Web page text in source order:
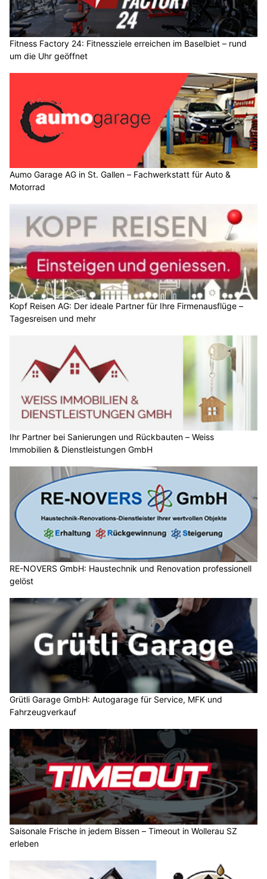
Fitness Factory 24: Fitnessziele erreichen im Baselbiet – rund
um die Uhr geöffnet
Aumo Garage AG in St. Gallen – Fachwerkstatt für Auto &
Motorrad
Kopf Reisen AG: Der ideale Partner für Ihre Firmenausflüge –
Tagesreisen und mehr
Ihr Partner bei Sanierungen und Rückbauten – Weiss
Immobilien & Dienstleistungen GmbH
RE-NOVERS GmbH: Haustechnik und Renovation professionell
gelöst
Grütli Garage GmbH: Autogarage für Service, MFK und
Fahrzeugverkauf
Saisonale Frische in jedem Bissen – Timeout in Wollerau SZ
erleben